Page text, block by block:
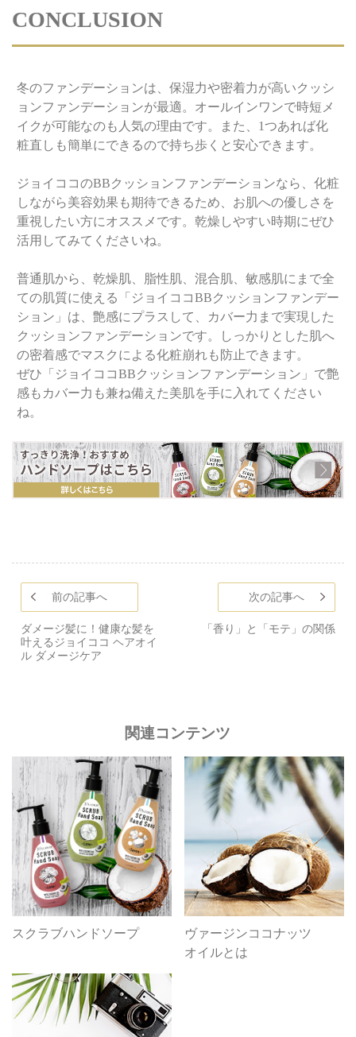
CONCLUSION
冬のファンデーションは、保湿力や密着力が高いクッシ
ョンファンデーションが最適。オールインワンで時短メ
イクが可能なのも人気の理由です。また、1つあれば化
粧直しも簡単にできるので持ち歩くと安心できます。
ジョイココのBBクッションファンデーションなら、化粧
しながら美容効果も期待できるため、お肌への優しさを
重視したい方にオススメです。乾燥しやすい時期にぜひ
活用してみてくださいね。
普通肌から、乾燥肌、脂性肌、混合肌、敏感肌にまで全
ての肌質に使える「ジョイココBBクッションファンデー
ション」は、艶感にプラスして、カバー力まで実現した
クッションファンデーションです。しっかりとした肌へ
の密着感でマスクによる化粧崩れも防止できます。
ぜひ「ジョイココBBクッションファンデーション」で艶
感もカバー力も兼ね備えた美肌を手に入れてください
ね。
前の記事へ
ダメージ髪に！健康な髪を
叶えるジョイココ ヘアオイ
ル ダメージケア
次の記事へ
「香り」と「モテ」の関係
関連コンテンツ
スクラブハンドソープ
ヴァージンココナッツ
オイルとは